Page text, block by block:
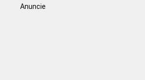
Anuncie